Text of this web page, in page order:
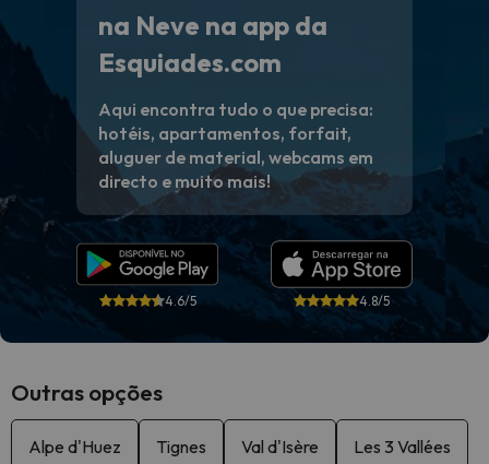
na Neve na app da
Esquiades.com
Aqui encontra tudo o que precisa:
hotéis, apartamentos, forfait,
aluguer de material, webcams em
directo e muito mais!
4.6/5 4.8/5
Outras opções
Alpe d'Huez Tignes Val d'Isère Les 3 Vallées